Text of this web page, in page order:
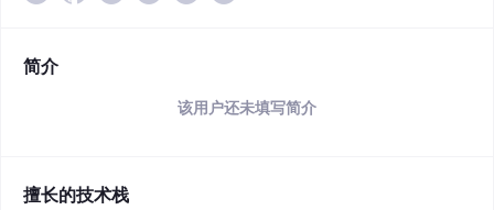
简介
该用户还未填写简介
擅长的技术栈